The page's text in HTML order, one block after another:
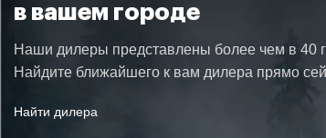
МАССА
в вашем городе
Наши дилеры представлены более чем в 40
Найдите ближайшего к вам дилера прямо
Найти дилера